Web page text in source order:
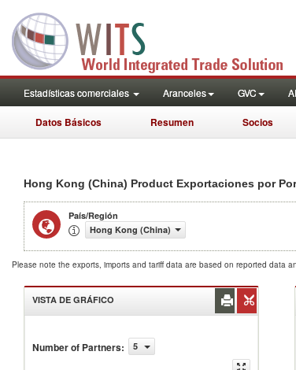
Estadísticas comerciales Aranceles GVC
Datos Básicos Resumen Socios
Hong Kong (China) Product Exportaciones por
País/Región
Hong Kong (China)
Please note the exports, imports and tariff data are based on reported data
VISTA DE GRÁFICO
Number of Partners: 5